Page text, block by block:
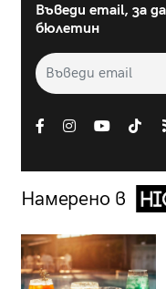
Въведи email, за
бюлетин
Намерено в